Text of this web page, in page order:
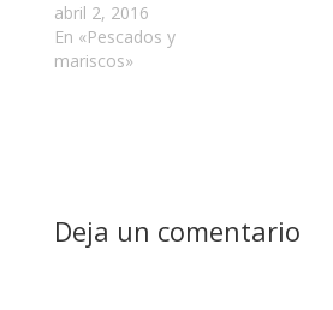
abril 2, 2016
En «Pescados y
mariscos»
Deja un comentario